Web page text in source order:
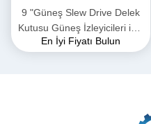
9 "Güneş Slew Drive Delek
Kutusu Güneş İzleyicileri için
Yüksek Sahiplik Dönem
En İyi Fiyatı Bulun